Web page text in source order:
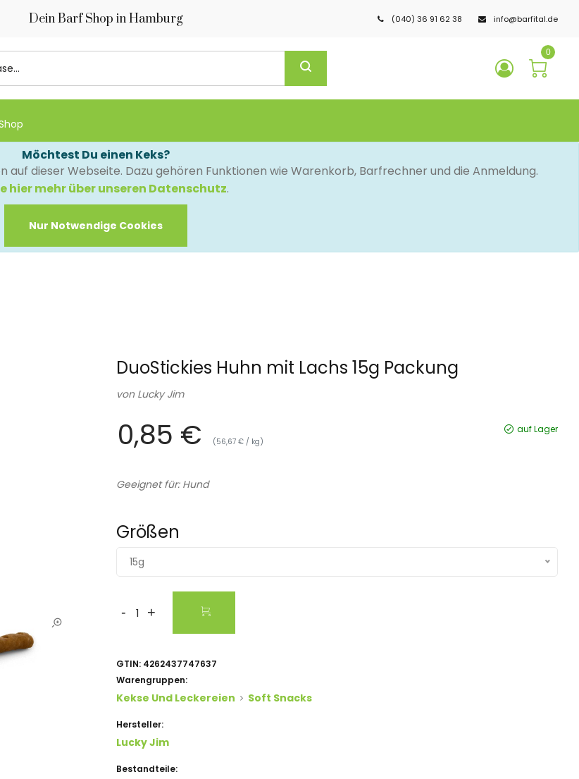
Dein Barf Shop in Hamburg (040) 36 91 62 38 info@barfital.de
0
Möchtest Du einen Keks?
auf dieser Webseite. Dazu gehören Funktionen wie Warenkorb, Barfrechner und die Anmeldung.
hier mehr über unseren Datenschutz.
Nur Notwendige Cookies
DuoStickies Huhn mit Lachs 15g Packung
von Lucky Jim
0,85 € (56,67 € / kg)
auf Lager
Geeignet für: Hund
Größen
15g
- +
GTIN: 4262437747637
Warengruppen:
Kekse Und Leckereien Soft Snacks
Hersteller:
Lucky Jim
Bestandteile: